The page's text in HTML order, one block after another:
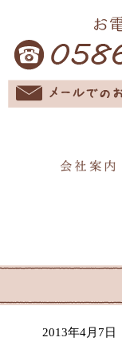
2013年4月7日